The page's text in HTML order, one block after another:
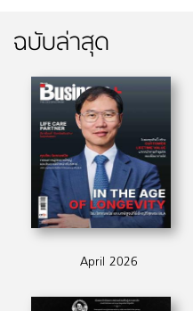
ฉบับล่าสุด
April 2026